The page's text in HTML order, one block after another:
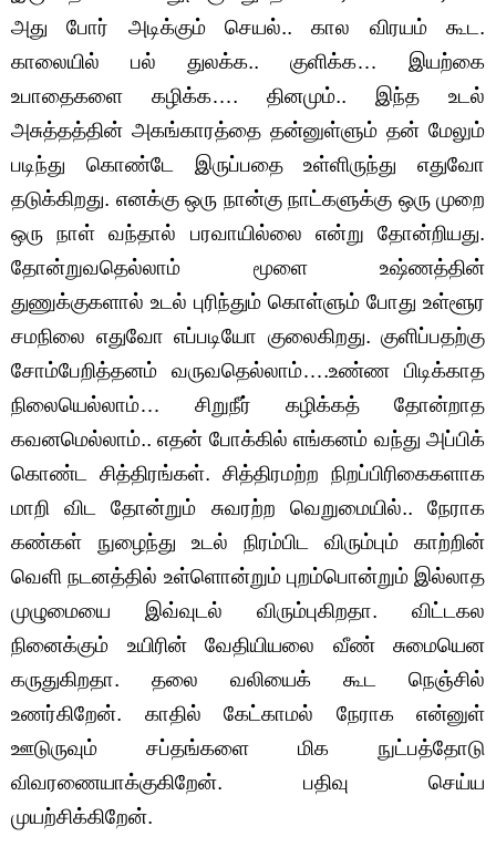
அது போர் அடிக்கும் செயல்.. கால விரயம் கூட.
காலையில் பல் துலக்க.. குளிக்க… இயற்கை
உபாதைகளை கழிக்க…. தினமும்.. இந்த உடல்
அசுத்தத்தின் அகங்காரத்தை தன்னுள்ளும் தன் மேலும்
படிந்து கொண்டே இருப்பதை உள்ளிருந்து எதுவோ
தடுக்கிறது. எனக்கு ஒரு நான்கு நாட்களுக்கு ஒரு முறை
ஒரு நாள் வந்தால் பரவாயில்லை என்று தோன்றியது.
தோன்றுவதெல்லாம் மூளை உஷ்ணத்தின்
துணுக்குகளால் உடல் புரிந்தும் கொள்ளும் போது உள்ளூர
சமநிலை எதுவோ எப்படியோ குலைகிறது. குளிப்பதற்கு
சோம்பேறித்தனம் வருவதெல்லாம்….உண்ண பிடிக்காத
நிலையெல்லாம்… சிறுநீர் கழிக்கத் தோன்றாத
கவனமெல்லாம்.. எதன் போக்கில் எங்கனம் வந்து அப்பிக்
கொண்ட சித்திரங்கள். சித்திரமற்ற நிறப்பிரிகைகளாக
மாறி விட தோன்றும் சுவரற்ற வெறுமையில்.. நேராக
கண்கள் நுழைந்து உடல் நிரம்பிட விரும்பும் காற்றின்
வெளி நடனத்தில் உள்ளொன்றும் புறம்பொன்றும் இல்லாத
முழுமையை இவ்வுடல் விரும்புகிறதா. விட்டகல
நினைக்கும் உயிரின் வேதியியலை வீண் சுமையென
கருதுகிறதா. தலை வலியைக் கூட நெஞ்சில்
உணர்கிறேன். காதில் கேட்காமல் நேராக என்னுள்
ஊடுருவும் சப்தங்களை மிக நுட்பத்தோடு
விவரணையாக்குகிறேன். பதிவு செய்ய
முயற்சிக்கிறேன்.